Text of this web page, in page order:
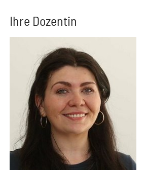
Ihre Dozentin